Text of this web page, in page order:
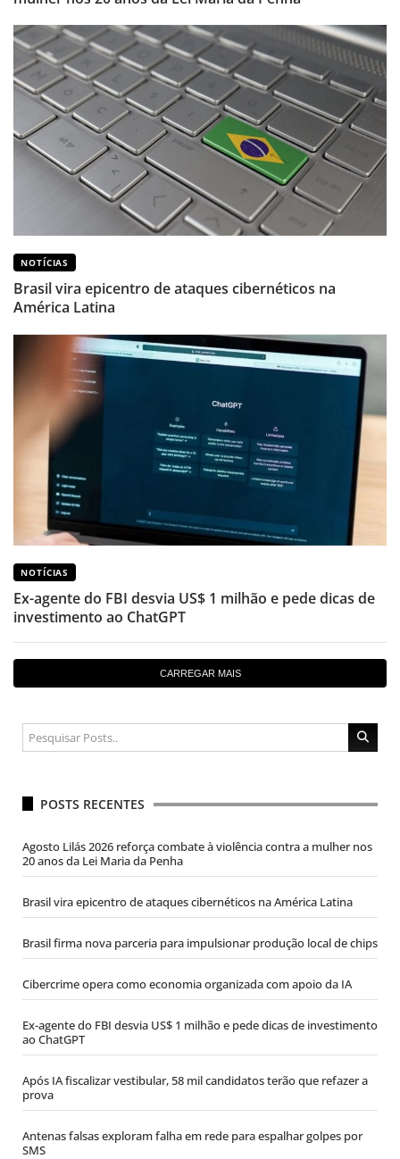
NOTÍCIAS
Brasil vira epicentro de ataques cibernéticos na
América Latina
NOTÍCIAS
Ex-agente do FBI desvia US$ 1 milhão e pede dicas de
investimento ao ChatGPT
CARREGAR MAIS
POSTS RECENTES
Agosto Lilás 2026 reforça combate à violência contra a mulher nos
20 anos da Lei Maria da Penha
Brasil vira epicentro de ataques cibernéticos na América Latina
Brasil firma nova parceria para impulsionar produção local de chips
Cibercrime opera como economia organizada com apoio da IA
Ex-agente do FBI desvia US$ 1 milhão e pede dicas de investimento
ao ChatGPT
Após IA fiscalizar vestibular, 58 mil candidatos terão que refazer a
prova
Antenas falsas exploram falha em rede para espalhar golpes por
SMS